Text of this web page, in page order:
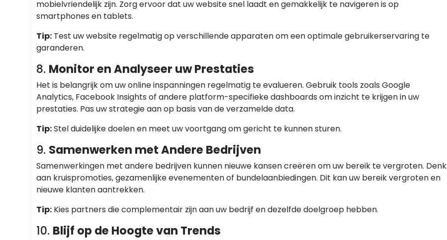
mobielvriendelijk zijn. Zorg ervoor dat uw website snel laadt en gemakkelijk te navigeren is op
smartphones en tablets.
Tip: Test uw website regelmatig op verschillende apparaten om een optimale gebruikerservaring te
garanderen.
8. Monitor en Analyseer uw Prestaties
Het is belangrijk om uw online inspanningen regelmatig te evalueren. Gebruik tools zoals Google
Analytics, Facebook Insights of andere platform-specifieke dashboards om inzicht te krijgen in uw
prestaties. Pas uw strategie aan op basis van de verzamelde data.
Tip:Stel duidelijke doelen en meet uw voortgang om gericht te kunnen sturen.
9. Samenwerken met Andere Bedrijven
Samenwerkingen met andere bedrijven kunnen nieuwe kansen creëren om uw bereik te vergroten. Denk
aan kruispromoties, gezamenlijke evenementen of bundelaanbiedingen. Dit kan uw bereik vergroten en
nieuwe klanten aantrekken.
Tip: Kies partners die complementair zijn aan uw bedrijf en dezelfde doelgroep hebben.
10. Blijf op de Hoogte van Trends